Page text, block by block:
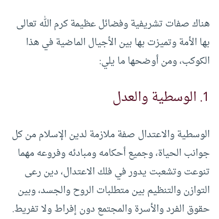
هناك صفات تشريفية وفضائل عظيمة كرم الله تعالى
بها الأمة وتميزت بها بين الأجيال الماضية في هذا
الكوكب، ومن أوضحها ما يلي:
1. الوسطية والعدل
الوسطية والاعتدال صفة ملازمة لدين الإسلام من كل
جوانب الحياة، وجميع أحكامه ومبادئه وفروعه مهما
تنوعت وتشعبت يدور في فلك الاعتدال، دين رعى
التوازن والتنظيم بين متطلبات الروح والجسد، وبين
حقوق الفرد والأسرة والمجتمع دون إفراط ولا تفريط.